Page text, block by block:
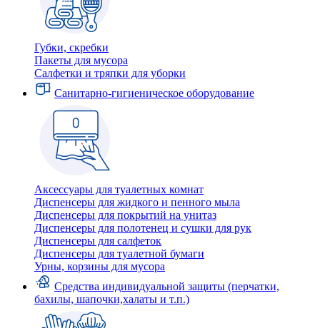
Губки, скребки
Пакеты для мусора
Салфетки и тряпки для уборки
Санитарно-гигиеническое оборудование
Аксессуары для туалетных комнат
Диспенсеры для жидкого и пенного мыла
Диспенсеры для покрытий на унитаз
Диспенсеры для полотенец и сушки для рук
Диспенсеры для салфеток
Диспенсеры для туалетной бумаги
Урны, корзины для мусора
Средства индивидуальной защиты (перчатки,
бахилы, шапочки,халаты и т.п.)